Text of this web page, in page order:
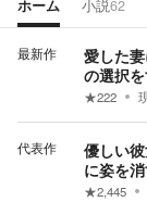
ホーム 小説62
最新作
愛した
の選択を
★222
代表作
優しい
に姿を
★2,445